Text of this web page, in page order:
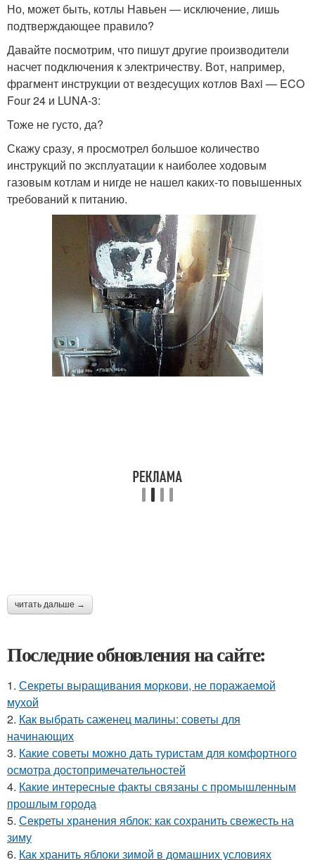
Но, может быть, котлы Навьен — исключение, лишь
подтверждающее правило?
Давайте посмотрим, что пишут другие производители
насчет подключения к электричеству. Вот, например,
фрагмент инструкции от вездесущих котлов Baxi — ECO
Four 24 и LUNA-3:
Тоже не густо, да?
Скажу сразу, я просмотрел большое количество
инструкций по эксплуатации к наиболее ходовым
газовым котлам и нигде не нашел каких-то повышенных
требований к питанию.
читать дальше →
Последние обновления на сайте:
1. Секреты выращивания моркови, не поражаемой
мухой
2. Как выбрать саженец малины: советы для
начинающих
3. Какие советы можно дать туристам для комфортного
осмотра достопримечательностей
4. Какие интересные факты связаны с промышленным
прошлым города
5. Секреты хранения яблок: как сохранить свежесть на
зиму
6. Как хранить яблоки зимой в домашних условиях